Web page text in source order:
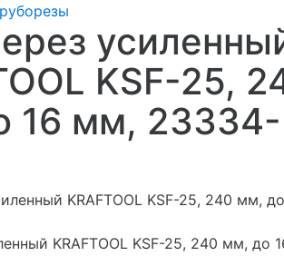
KSF-25,
16 мм, 23334-
KRAFTOOL KSF-25, 240 мм, до